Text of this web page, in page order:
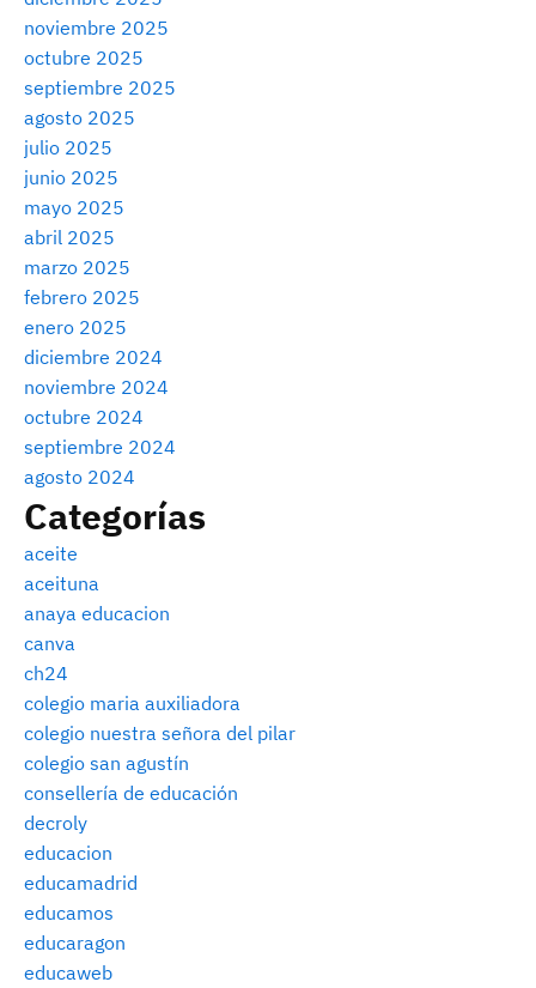
noviembre 2025
octubre 2025
septiembre 2025
agosto 2025
julio 2025
junio 2025
mayo 2025
abril 2025
marzo 2025
febrero 2025
enero 2025
diciembre 2024
noviembre 2024
octubre 2024
septiembre 2024
agosto 2024
Categorías
aceite
aceituna
anaya educacion
canva
ch24
colegio maria auxiliadora
colegio nuestra señora del pilar
colegio san agustín
consellería de educación
decroly
educacion
educamadrid
educamos
educaragon
educaweb